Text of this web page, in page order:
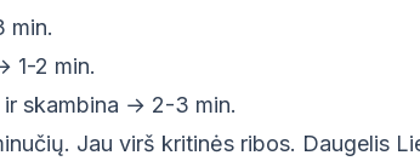
min.
1-2 min.
skambina → 2-3 min.
Jau virš kritinės ribos. Daugelis